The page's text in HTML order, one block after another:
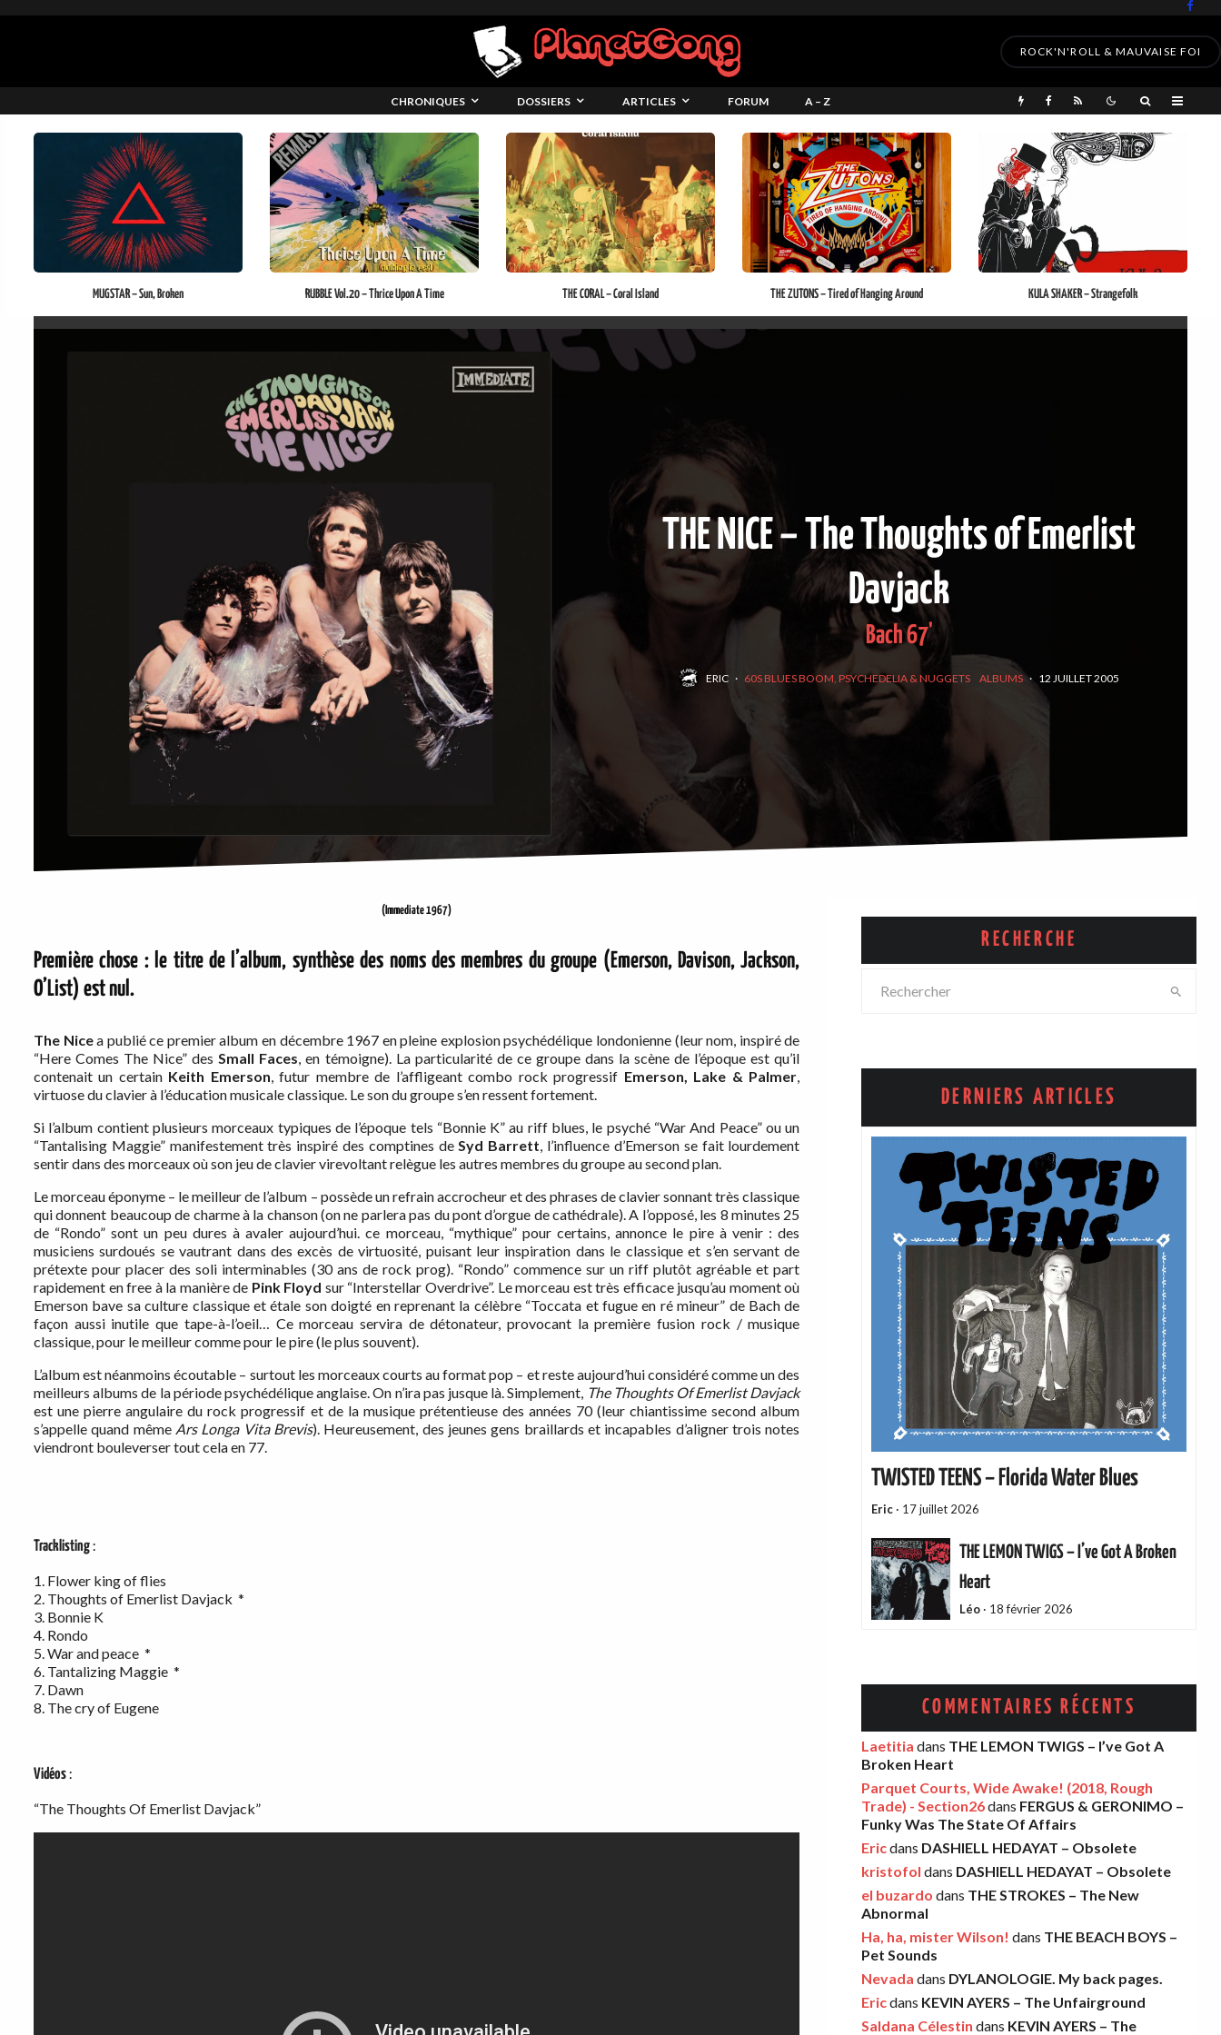
ROCK'N'ROLL & MAUVAISE FOI
CHRONIQUES DOSSIERS ARTICLES FORUM A – Z
MUGSTAR – Sun, Broken RUBBLE Vol.20 – Thrice Upon A Time THE CORAL – Coral Island THE ZUTONS – Tired of Hanging Around KULA SHAKER – Strangefolk
THE NICE – The Thoughts of Emerlist
Davjack
Bach 67'
ERIC · 60S BLUES BOOM, PSYCHEDELIA & NUGGETS ALBUMS · 12 JUILLET 2005
(Immediate 1967)
Première chose : le titre de l’album, synthèse des noms des membres du groupe (Emerson, Davison, Jackson,
O’List) est nul.
The Nicea publié ce premier album en décembre 1967 en pleine explosion psychédélique londonienne (leur nom, inspiré de
“Here Comes The Nice” desSmall Faces, en témoigne). La particularité de ce groupe dans la scène de l’époque est qu’il
contenait un certain Keith Emerson, futur membre de l’affligeant combo rock progressif Emerson, Lake & Palmer,
virtuose du clavier à l’éducation musicale classique. Le son du groupe s’en ressent fortement.
Si l’album contient plusieurs morceaux typiques de l’époque tels “Bonnie K” au riff blues, le psyché “War And Peace” ou un
“Tantalising Maggie” manifestement très inspiré des comptines deSyd Barrett, l’influence d’Emerson se fait lourdement
sentir dans des morceaux où son jeu de clavier virevoltant relègue les autres membres du groupe au second plan.
Le morceau éponyme – le meilleur de l’album – possède un refrain accrocheur et des phrases de clavier sonnant très classique
qui donnent beaucoup de charme à la chanson (on ne parlera pas du pont d’orgue de cathédrale). A l’opposé, les 8 minutes 25
de “Rondo” sont un peu dures à avaler aujourd’hui. ce morceau, “mythique” pour certains, annonce le pire à venir : des
musiciens surdoués se vautrant dans des excès de virtuosité, puisant leur inspiration dans le classique et s’en servant de
prétexte pour placer des soli interminables (30 ans de rock prog). “Rondo” commence sur un riff plutôt agréable et part
rapidement en free à la manière de Pink Floyd sur “Interstellar Overdrive”. Le morceau est très efficace jusqu’au moment où
Emerson bave sa culture classique et étale son doigté en reprenant la célèbre “Toccata et fugue en ré mineur” de Bach de
façon aussi inutile que tape-à-l’oeil… Ce morceau servira de détonateur, provocant la première fusion rock / musique
classique, pour le meilleur comme pour le pire (le plus souvent).
L’album est néanmoins écoutable – surtout les morceaux courts au format pop – et reste aujourd’hui considéré comme un des
meilleurs albums de la période psychédélique anglaise. On n’ira pas jusque là. Simplement, The Thoughts Of Emerlist Davjack
est une pierre angulaire du rock progressif et de la musique prétentieuse des années 70 (leur chiantissime second album
s’appelle quand même Ars Longa Vita Brevis). Heureusement, des jeunes gens braillards et incapables d’aligner trois notes
viendront bouleverser tout cela en 77.
Tracklisting:
1. Flower king of flies
2. Thoughts of Emerlist Davjack *
3. Bonnie K
4. Rondo
5. War and peace *
6. Tantalizing Maggie *
7. Dawn
8. The cry of Eugene
Vidéos:
“The Thoughts Of Emerlist Davjack”
RECHERCHE
DERNIERS ARTICLES
TWISTED TEENS – Florida Water Blues
Eric · 17 juillet 2026
THE LEMON TWIGS – I’ve Got A Broken
Heart
Léo· 18 février 2026
1967/1979 – Volume 5
Eric ·17 février 2026
Eric·5 février 2026
RADIO GNOME – Janvier 2026
Léo·30 janvier 2026
Eric·13 décembre 2025
COMMENTAIRES RÉCENTS
Laetitia dans THE LEMON TWIGS – I’ve Got A
Broken Heart
Parquet Courts, Wide Awake! (2018, Rough
Trade) - Section26dans FERGUS & GERONIMO –
Funky Was The State Of Affairs
Ericdans DASHIELL HEDAYAT – Obsolete
kristofol dans DASHIELL HEDAYAT – Obsolete
el buzardo dans THE STROKES – The New
Abnormal
Ha, ha, mister Wilson! dans THE BEACH BOYS –
Pet Sounds
Nevada dans DYLANOLOGIE. My back pages.
Ericdans KEVIN AYERS – The Unfairground
Saldana Célestin dans KEVIN AYERS – The